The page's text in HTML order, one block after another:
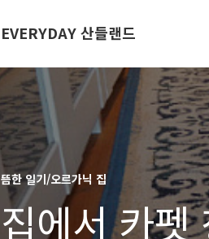
EVERYDAY 산들랜드
뜸한 일기/오르가닉 집
집에서 카펫